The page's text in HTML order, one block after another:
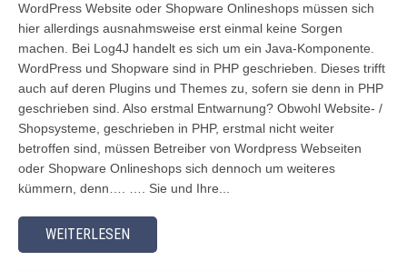
WordPress Website oder Shopware Onlineshops müssen sich
hier allerdings ausnahmsweise erst einmal keine Sorgen
machen. Bei Log4J handelt es sich um ein Java-Komponente.
WordPress und Shopware sind in PHP geschrieben. Dieses trifft
auch auf deren Plugins und Themes zu, sofern sie denn in PHP
geschrieben sind. Also erstmal Entwarnung? Obwohl Website- /
Shopsysteme, geschrieben in PHP, erstmal nicht weiter
betroffen sind, müssen Betreiber von Wordpress Webseiten
oder Shopware Onlineshops sich dennoch um weiteres
kümmern, denn…. …. Sie und Ihre...
WEITERLESEN